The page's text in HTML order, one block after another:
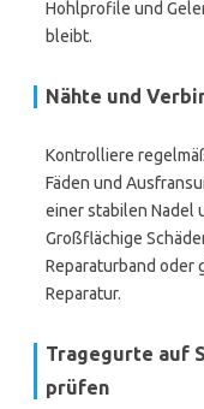
Hohlprofile und
bleibt.
Nähte und
Kontrolliere
Fäden und
einer stabilen Nadel
Großflächige
Reparaturband oder
Reparatur.
Tragegurte auf
prüfen